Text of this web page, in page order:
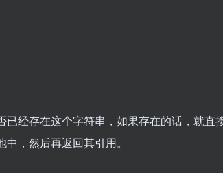
经存在这个字符串，如果存在的话，就直
，然后再返回其引用。